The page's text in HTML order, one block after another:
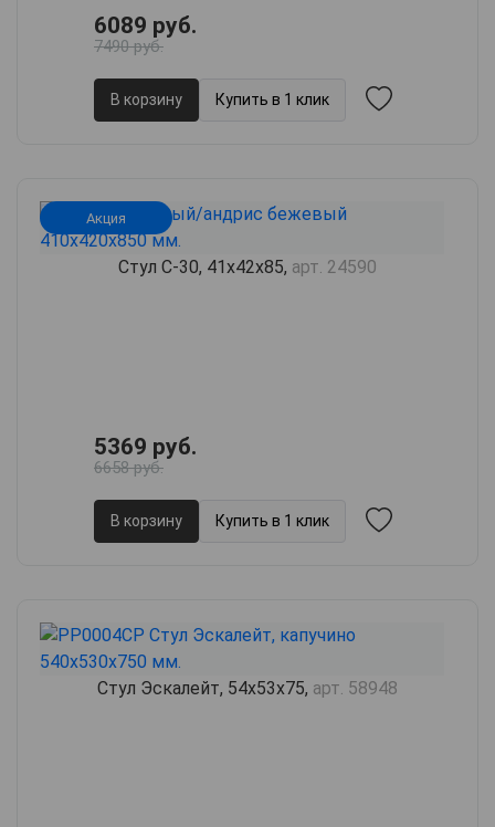
6089 руб.
7490 руб.
В корзину Купить в 1 клик
Акция
Стул С-30, 41х42х85, арт. 24590
5369 руб.
6658 руб.
В корзину Купить в 1 клик
Стул Эскалейт, 54х53х75, арт. 58948